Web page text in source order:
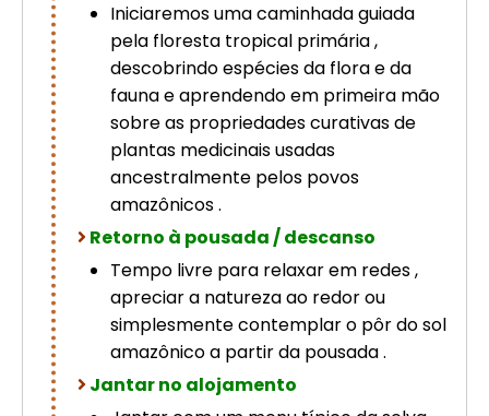
Iniciaremos uma caminhada guiada
pela floresta tropical primária ,
descobrindo espécies da flora e da
fauna e aprendendo em primeira mão
sobre as propriedades curativas de
plantas medicinais usadas
ancestralmente pelos povos
amazônicos .
Retorno à pousada / descanso
Tempo livre para relaxar em redes ,
apreciar a natureza ao redor ou
simplesmente contemplar o pôr do sol
amazônico a partir da pousada .
Jantar no alojamento